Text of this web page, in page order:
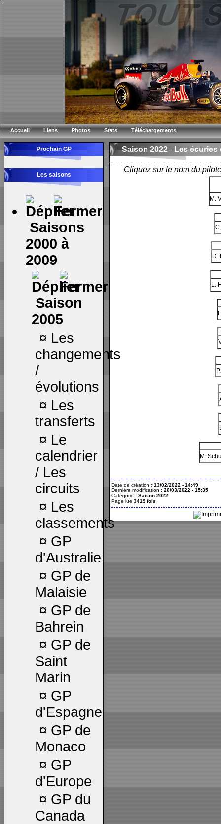
Accueil Liens Photos Stats Téléchargements
Prochain GP
Les saisons
Saisons
2000 à
2009
Saison
2005
¤ Les
changements
/
évolutions
¤ Les
transferts
¤ Le
calendrier
/ Les
circuits
¤ Les
classements
¤ GP
d'Australie
¤ GP de
Malaisie
¤ GP de
Bahrein
¤ GP de
Saint
Marin
¤ GP
d'Espagne
¤ GP de
Monaco
¤ GP
d'Europe
¤ GP du
Canada
Saison 2022 - Les écuries
Cliquez sur le nom du
M.
D.
L.
M.
Date de création : 13/02/2022 - 14:49
Dernière modification : 20/03/2022 - 15:35
Catégorie : Saison 2022
Page lue 3419 fois